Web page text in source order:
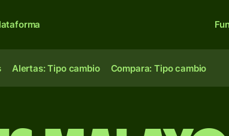
Alertas: Tipo cambio Compara: Tipo cambio